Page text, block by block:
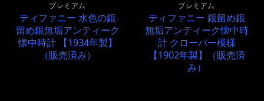
プレミアム
ティファニー 水色の銀
留め銀無垢アンティーク
懐中時計 【1934年製】
（販売済み）
プレミアム
ティファニー 銀留め銀
無垢アンティーク懐中時
計 クローバー模様
【1902年製】（販売済
み）